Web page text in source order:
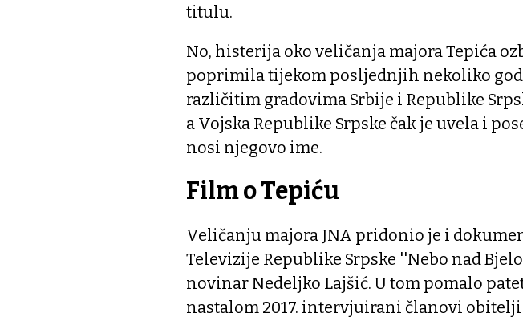
titulu.
No, histerija oko veličanja majora Tepića
poprimila tijekom posljednjih nekoliko
različitim gradovima Srbije i Republike
a Vojska Republike Srpske čak je uvela i
nosi njegovo ime.
Film o Tepiću
Veličanju majora JNA pridonio je i
Televizije Republike Srpske ''Nebo nad
novinar Nedeljko Lajšić. U tom pomalo
nastalom 2017. intervjuirani članovi